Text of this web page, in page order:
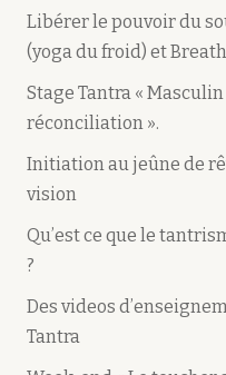
Libérer le pouvoir du
(yoga du froid) et
Stage Tantra «
réconciliation ».
Initiation au jeûne de
vision
Qu’est ce que le
?
Des videos
Tantra